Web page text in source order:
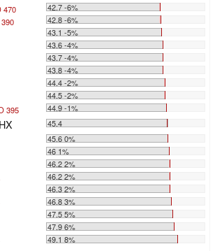
470
42.7 -6%
42.8 -6%
43.1 -5%
43.6 -4%
43.7 -4%
43.8 -4%
44.4 -2%
44.5 -2%
395
44.9 -1%
45.4
45.6 0%
46 1%
46.2 2%
46.2 2%
46.3 2%
46.8 3%
47.5 5%
47.9 6%
49.1 8%